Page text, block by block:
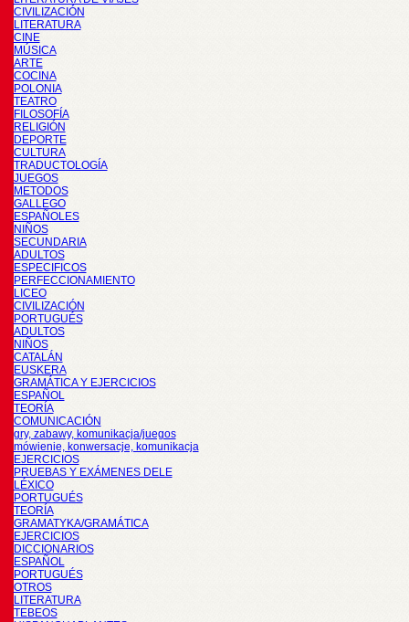
CIVILIZACIÓN
LITERATURA
CINE
MÚSICA
ARTE
COCINA
POLONIA
TEATRO
FILOSOFÍA
RELIGIÓN
DEPORTE
CULTURA
TRADUCTOLOGÍA
JUEGOS
METODOS
GALLEGO
ESPAÑOLES
NIÑOS
SECUNDARIA
ADULTOS
ESPECIFICOS
PERFECCIONAMIENTO
LICEO
CIVILIZACIÓN
PORTUGUÉS
ADULTOS
NIÑOS
CATALÁN
EUSKERA
GRAMÁTICA Y EJERCICIOS
ESPAÑOL
TEORÍA
COMUNICACIÓN
gry, zabawy, komunikacja/juegos
mówienie, konwersacje, komunikacja
EJERCICIOS
PRUEBAS Y EXÁMENES DELE
LÉXICO
PORTUGUÉS
TEORÍA
GRAMATYKA/GRAMÁTICA
EJERCICIOS
DICCIONARIOS
ESPAÑOL
PORTUGUÉS
OTROS
LITERATURA
TEBEOS